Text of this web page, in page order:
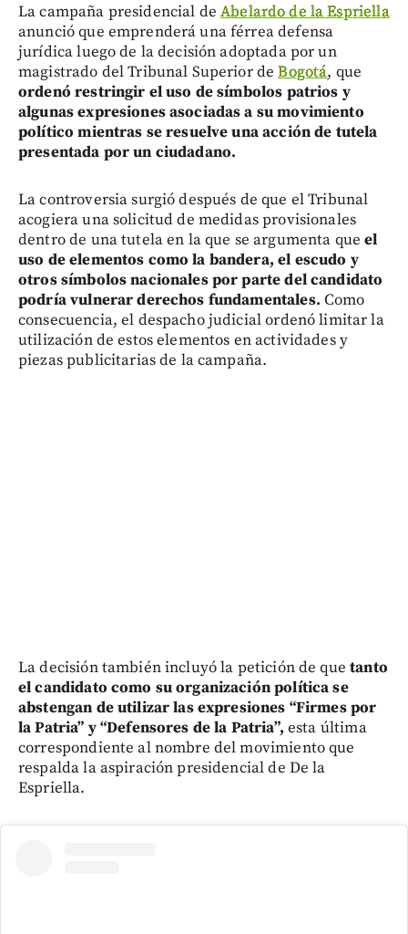
La campaña presidencial deAbelardo de la Espriella
anunció que emprenderá una férrea defensa
jurídica luego de la decisión adoptada por un
magistrado del Tribunal Superior deBogotá, que
ordenó restringir el uso de símbolos patrios y
algunas expresiones asociadas a su movimiento
político mientras se resuelve una acción de tutela
presentada por un ciudadano.
La controversia surgió después de que el Tribunal
acogiera una solicitud de medidas provisionales
dentro de una tutela en la que se argumenta queel
uso de elementos como la bandera, el escudo y
otros símbolos nacionales por parte del candidato
podría vulnerar derechos fundamentales. Como
consecuencia, el despacho judicial ordenó limitar la
utilización de estos elementos en actividades y
piezas publicitarias de la campaña.
La decisión también incluyó la petición de quetanto
el candidato como su organización política se
abstengan de utilizar las expresiones “Firmes por
la Patria” y “Defensores de la Patria”, esta última
correspondiente al nombre del movimiento que
respalda la aspiración presidencial de De la
Espriella.